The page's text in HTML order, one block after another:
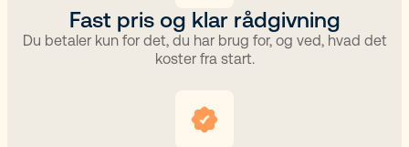
Fast pris og klar rådgivning
Du betaler kun for det, du har brug for, og ved, hvad det
koster fra start.